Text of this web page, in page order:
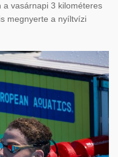
a vasárnapi 3 kilométeres
megnyerte a nyíltvízi